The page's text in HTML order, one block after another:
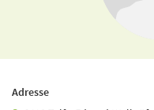
Adresse